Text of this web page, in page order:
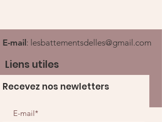
E-mail : lesbattementsdelles@gmail.com
Liens utiles
Recevez nos newletters